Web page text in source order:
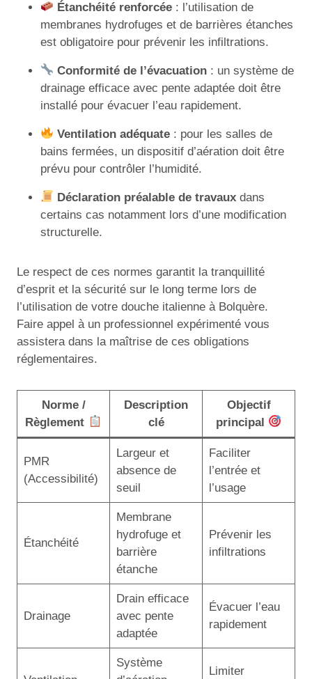
Étanchéité renforcée : l’utilisation de
membranes hydrofuges et de barrières étanches
est obligatoire pour prévenir les infiltrations.
Conformité de l’évacuation : un système de
drainage efficace avec pente adaptée doit être
installé pour évacuer l’eau rapidement.
Ventilation adéquate : pour les salles de
bains fermées, un dispositif d’aération doit être
prévu pour contrôler l’humidité.
Déclaration préalable de travaux dans
certains cas notamment lors d’une modification
structurelle.
Le respect de ces normes garantit la tranquillité
d’esprit et la sécurité sur le long terme lors de
l’utilisation de votre douche italienne à Bolquère.
Faire appel à un professionnel expérimenté vous
assistera dans la maîtrise de ces obligations
réglementaires.
Norme /
Règlement
Description
clé
Objectif
principal
PMR
(Accessibilité)
Largeur et
absence de
seuil
Faciliter
l’entrée et
l’usage
Étanchéité
Membrane
hydrofuge et
barrière
étanche
Prévenir les
infiltrations
Drainage
Drain efficace
avec pente
adaptée
Évacuer l’eau
rapidement
Système
Limiter